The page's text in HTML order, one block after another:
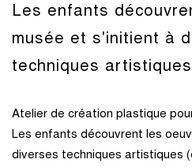
Les enfants
musée et s'initient à
techniques artistiques
Atelier de création plastique
Les enfants découvrent les
diverses techniques artistiques